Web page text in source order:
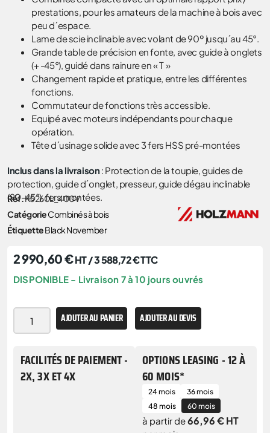
prestations, pour les amateurs de la machine à bois avec
peu d´espace.
Lame de scie inclinable avec volant de 90º jusqu´au 45°.
Grande table de précision en fonte, avec guide à onglets
(+ -45°), guidé dans rainure en « T »
Changement rapide et pratique, entre les différentes
fonctions.
Commutateur de fonctions très accessible.
Equipé avec moteurs indépendants pour chaque
opération.
Tête d´usinage solide avec 3 fers HSS pré-montées
Inclus dans la livraison: Protection de la toupie, guides de
protection, guide d´onglet, presseur, guide dégau inclinable
(90-45°), fers montées.
Réf.K5260L_400V
CatégorieCombinés à bois
ÉtiquetteBlack November
2 990,60€HT /3 588,72€TTC
DISPONIBLE - Livraison 7 à 10 jours ouvrés
AJOUTER AU PANIER AJOUTER AU DEVIS
FACILITÉS DE PAIEMENT -
2X, 3X ET 4X
OPTIONS LEASING - 12 À
60 MOIS*
24 mois
36 mois
48 mois
60 mois
à partir de66,96 € HT